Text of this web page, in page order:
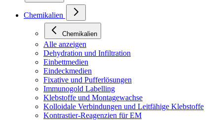
Chemikalien
Chemikalien
Alle anzeigen
Dehydration und Infiltration
Einbettmedien
Eindeckmedien
Fixative und Pufferlösungen
Immunogold Labelling
Klebstoffe und Montagewachse
Kolloidale Verbindungen und Leitfähige Klebstoffe
Kontrastier-Reagenzien für EM